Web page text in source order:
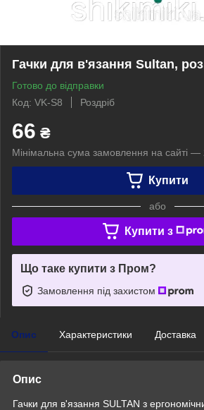
Гачки для в'язання Sultan,
Готово до відправки
Код: VK-S8
Роздріб
66 ₴
Мінімальна сума замовлення на сайті —
Купити
або
Купити з
Що таке купити з Пром?
Замовлення під захистом
Опис Характеристики Доставка
Опис
Гачки для в'язання SULTAN з